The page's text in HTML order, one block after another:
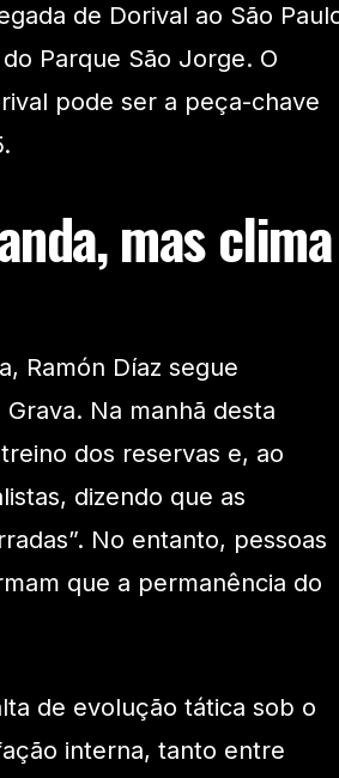
de Dorival ao São
Parque São Jorge. O
pode ser a peça-chave
mas clima
Ramón Díaz segue
Na manhã desta
dos reservas e, ao
dizendo que as
No entanto, pessoas
que a permanência do
de evolução tática sob o
interna, tanto entre